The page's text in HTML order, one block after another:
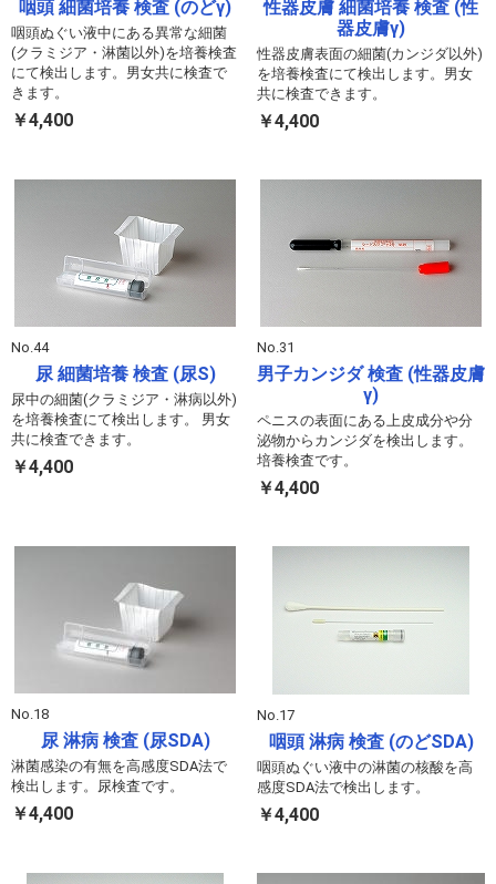
咽頭 細菌培養 検査 (のどγ)
咽頭ぬぐい液中にある異常な細菌
(クラミジア・淋菌以外)を培養検査
にて検出します。男女共に検査で
きます。
￥4,400
性器皮膚 細菌培養 検査 (性
器皮膚γ)
性器皮膚表面の細菌(カンジダ以外)
を培養検査にて検出します。男女
共に検査できます。
￥4,400
No.44
尿 細菌培養 検査 (尿S)
尿中の細菌(クラミジア・淋病以外)
を培養検査にて検出します。 男女
共に検査できます。
￥4,400
No.31
男子カンジダ 検査 (性器皮膚
γ)
ペニスの表面にある上皮成分や分
泌物からカンジダを検出します。
培養検査です。
￥4,400
No.18
尿 淋病 検査 (尿SDA)
淋菌感染の有無を高感度SDA法で
検出します。尿検査です。
￥4,400
No.17
咽頭 淋病 検査 (のどSDA)
咽頭ぬぐい液中の淋菌の核酸を高
感度SDA法で検出します。
￥4,400